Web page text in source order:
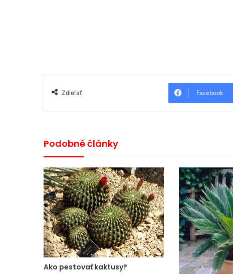
Zdieľať Facebook
Podobné články
Ako pestovať kaktusy?